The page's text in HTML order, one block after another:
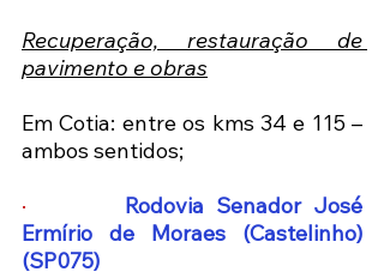
Recuperação, restauração de
pavimento e obras
Em Cotia: entre os kms 34 e 115 –
ambos sentidos;
·
Rodovia Senador José
Ermírio de Moraes (Castelinho)
(SP075)